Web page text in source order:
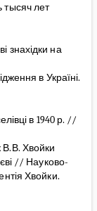
тысяч лет
знахідки на
в Україні.
в 1940 р. //
В.В. Хвойки
// Науково-
Хвойки.